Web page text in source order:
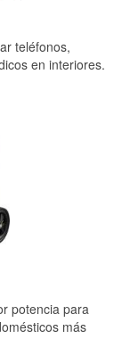
teléfonos,
en interiores.
potencia para
más